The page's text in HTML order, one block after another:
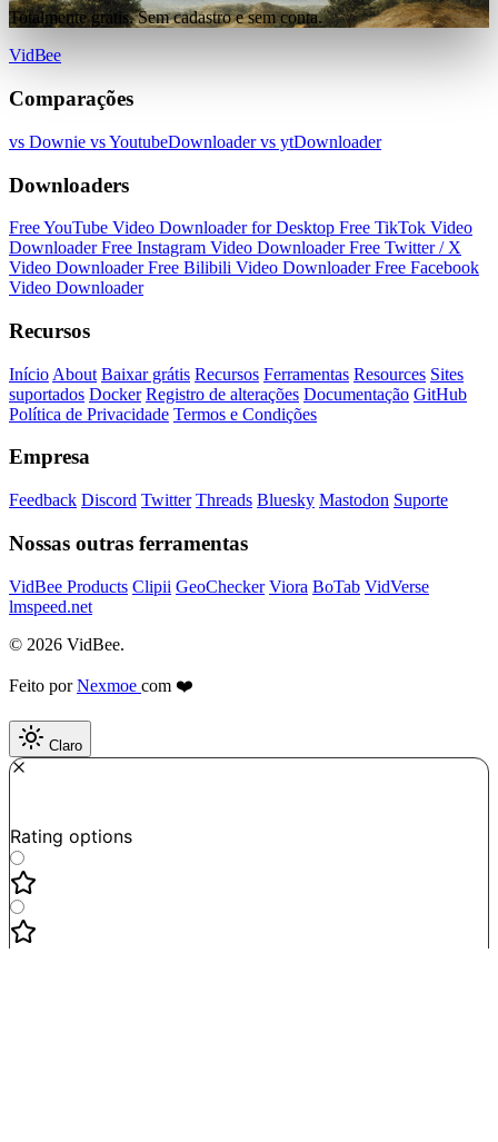
Totalmente grátis. Sem cadastro e sem conta.
VidBee
Comparações
vs Downie vs YoutubeDownloadervs ytDownloader
Downloaders
Free YouTube Video Downloader for Desktop Free TikTok Video
DownloaderFree Instagram Video DownloaderFree Twitter / X
Video DownloaderFree Bilibili Video DownloaderFree Facebook
Video Downloader
Recursos
Início About Baixar grátis Recursos Ferramentas Resources Sites
suportados Docker Registro de alterações Documentação GitHub
Política de Privacidade Termos e Condições
Empresa
Feedback Discord Twitter Threads Bluesky Mastodon Suporte
Nossas outras ferramentas
VidBee Products Clipii GeoChecker Viora BoTab VidVerse
lmspeed.net
© 2026 VidBee.
Feito porNexmoe com ❤️
Claro
Rating options